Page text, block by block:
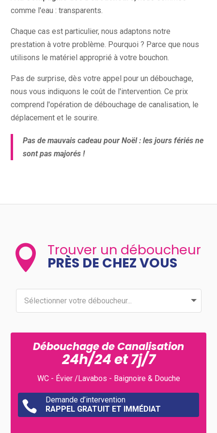
comme l'eau : transparents.
Chaque cas est particulier, nous adaptons notre
prestation à votre problème. Pourquoi ? Parce que nous
utilisons le matériel approprié à votre bouchon.
Pas de surprise, dès votre appel pour un débouchage,
nous vous indiquons le coût de l'intervention. Ce prix
comprend l'opération de débouchage de canalisation, le
déplacement et le sourire.
Pas de mauvais cadeau pour Noël : les jours fériés ne
sont pas majorés !s Vérifiés de nos Client
 Trouver un déboucheur
PRÈS DE CHEZ VOUS
Débouchage de Canalisation
24h/24 et 7j/7
WC - Évier /Lavabos - Baignoire & Douche

Demande d’intervention
RAPPEL GRATUIT ET IMMÉDIAT